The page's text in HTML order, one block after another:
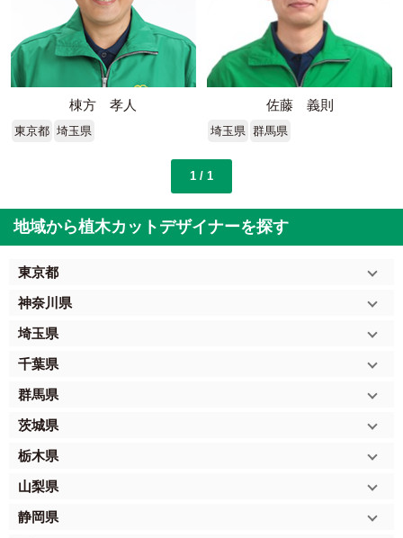
棟方 孝人
東京都 埼玉県
佐藤 義則
埼玉県 群馬県
1 / 1
地域から植木カットデザイナーを探す
東京都
神奈川県
埼玉県
千葉県
群馬県
茨城県
栃木県
山梨県
静岡県